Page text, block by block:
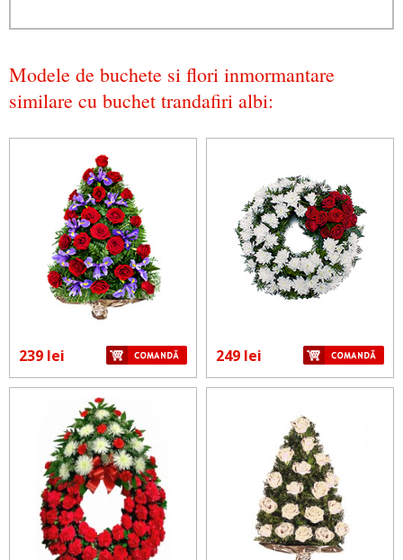
Modele de buchete si flori inmormantare
similare cu buchet trandafiri albi:
239 lei 249 lei